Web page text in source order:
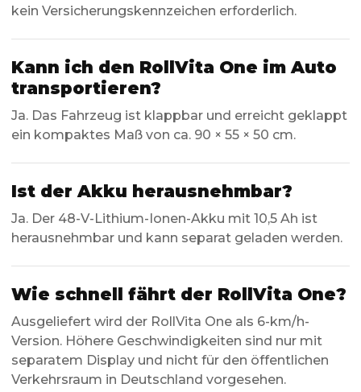
kein Versicherungskennzeichen erforderlich.
Kann ich den RollVita One im Auto
transportieren?
Ja. Das Fahrzeug ist klappbar und erreicht geklappt
ein kompaktes Maß von ca. 90 × 55 × 50 cm.
Ist der Akku herausnehmbar?
Ja. Der 48-V-Lithium-Ionen-Akku mit 10,5 Ah ist
herausnehmbar und kann separat geladen werden.
Wie schnell fährt der RollVita One?
Ausgeliefert wird der RollVita One als 6-km/h-
Version. Höhere Geschwindigkeiten sind nur mit
separatem Display und nicht für den öffentlichen
Verkehrsraum in Deutschland vorgesehen.